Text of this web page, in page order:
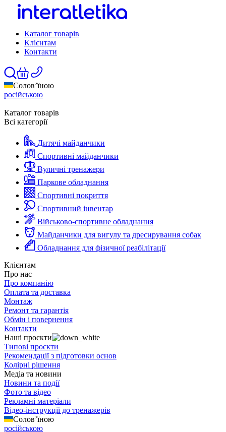
Каталог товарів
Клієнтам
Контакти
Солов’їною
російською
Каталог товарів
Всі категорії
Дитячі майданчики
Спортивні майданчики
Вуличні тренажери
Паркове обладнання
Спортивні покриття
Спортивний інвентар
Військово-спортивне обладнання
Майданчики для вигулу та дресирування собак
Обладнання для фізичної реабілітації
Клієнтам
Про нас
Про компанію
Оплата та доставка
Монтаж
Ремонт та гарантія
Обмін і повернення
Контакти
Наші проєкти
Типові проєкти
Рекомендації з підготовки основ
Колірні рішення
Медіа та новини
Новини та події
Фото та відео
Рекламні матеріали
Відео-інструкції до тренажерів
Солов’їною
російською